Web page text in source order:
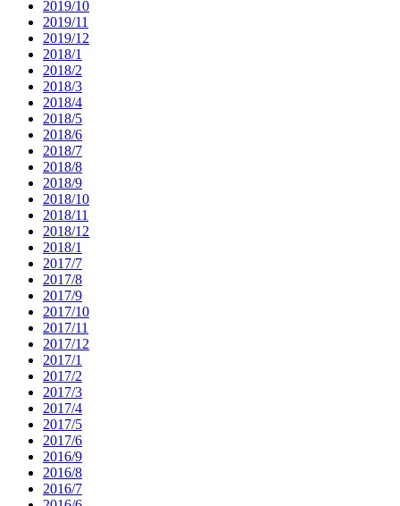
2019/10
2019/11
2019/12
2018/1
2018/2
2018/3
2018/4
2018/5
2018/6
2018/7
2018/8
2018/9
2018/10
2018/11
2018/12
2018/1
2017/7
2017/8
2017/9
2017/10
2017/11
2017/12
2017/1
2017/2
2017/3
2017/4
2017/5
2017/6
2016/9
2016/8
2016/7